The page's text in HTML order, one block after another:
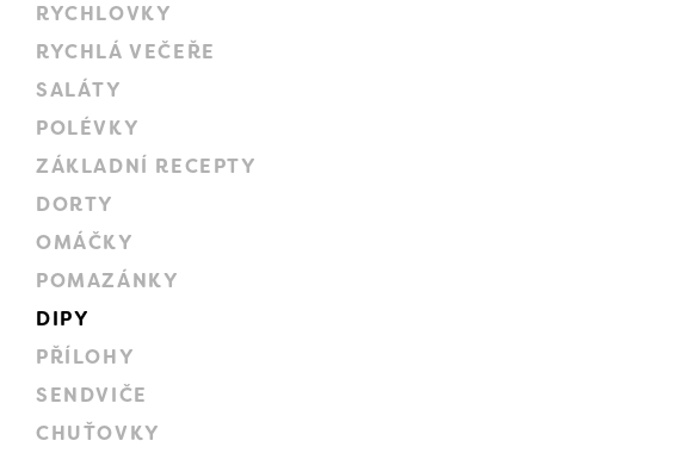
RYCHLOVKY
RYCHLÁ VEČEŘE
SALÁTY
POLÉVKY
ZÁKLADNÍ RECEPTY
DORTY
OMÁČKY
POMAZÁNKY
DIPY
PŘÍLOHY
SENDVIČE
CHUŤOVKY